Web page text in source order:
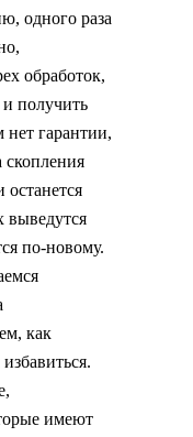
одного раза
обработок,
получить
гарантии,
скопления
выведутся
по-новому.
как
имеют